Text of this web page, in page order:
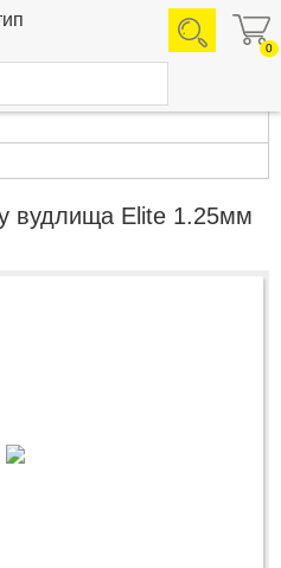
0
вудлища Elite 1.25мм